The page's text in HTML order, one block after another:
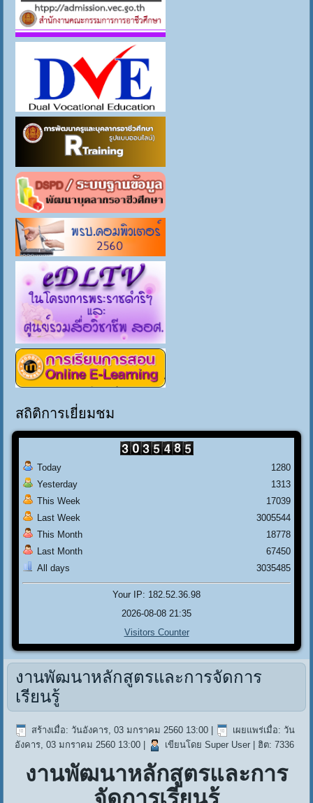
สถิติการเยี่ยมชม
Today
Yesterday
This Week
Last Week
This Month
Last Month
All days
1280
1313
17039
3005544
18778
67450
3035485
Your IP: 182.52.36.98
2026-08-08 21:35
Visitors Counter
งานพัฒนาหลักสูตรและการจัดการ
เรียนรู้
สร้างเมื่อ: วันอังคาร, 03 มกราคม 2560 13:00
เผยแพร่เมื่อ: วัน
อังคาร, 03 มกราคม 2560 13:00
เขียนโดย Super User | ฮิต: 7336
งานพัฒนาหลักสูตรและการ